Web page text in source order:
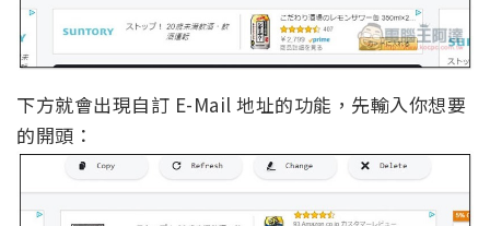
下方就會出現自訂 E-Mail 地址的功能，先輸入你想要
的開頭：